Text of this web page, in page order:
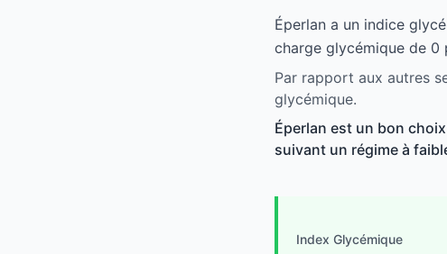
Éperlan a un indice
charge glycémique de 0
Par rapport aux autres
glycémique.
Éperlan est un bon
suivant un régime à
Index Glycémique